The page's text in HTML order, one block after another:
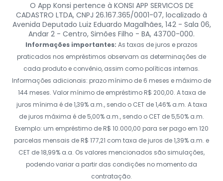
O App Konsi pertence à KONSI APP SERVICOS DE
CADASTRO LTDA, CNPJ 26.167.365/0001-07, localizado à
Avenida Deputado Luiz Eduardo Magalhães, 142 - Sala 06,
Andar 2 - Centro, Simões Filho - BA, 43700-000.
Informações importantes: As taxas de juros e prazos
praticados nos empréstimos observam as determinações de
cada produto e convênio, assim como políticas internas.
Informações adicionais: prazo mínimo de 6 meses e máximo de
144 meses. Valor mínimo de empréstimo R$ 200,00. A taxa de
juros mínima é de 1,39% a.m., sendo o CET de 1,46% a.m. A taxa
de juros máxima é de 5,00% a.m., sendo o CET de 5,50% a.m.
Exemplo: um empréstimo de R$ 10.000,00 para ser pago em 120
parcelas mensais de R$ 177,21 com taxa de juros de 1,39% a.m. e
CET de 18,99% a.a. Os valores mencionados são simulações,
podendo variar a partir das condições no momento da
contratação.